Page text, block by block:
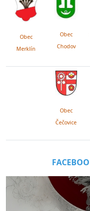
Obec
Merklín
Obec
Chodov
Obec
Čečovice